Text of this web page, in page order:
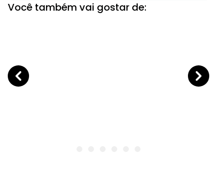
Você também vai gostar de: